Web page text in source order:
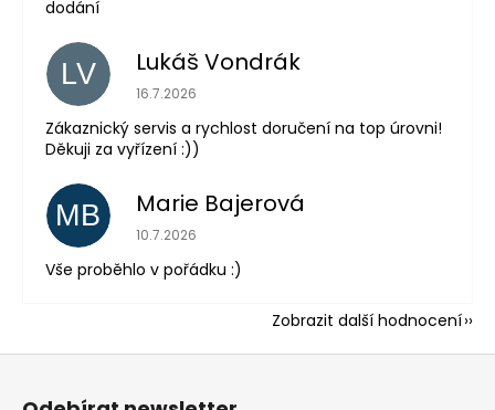
dodání
LV Lukáš Vondrák
Hodnocení obchodu je 5 z 5 hvězdiček.
16.7.2026
Zákaznický servis a rychlost doručení na top úrovni!
Děkuji za vyřízení :))
MB Marie Bajerová
Hodnocení obchodu je 5 z 5 hvězdiček.
10.7.2026
Vše proběhlo v pořádku :)
Zobrazit další hodnocení